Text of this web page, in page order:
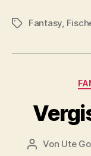
Schlagwörter
Fantasy,
Beitragsautor
Von Ute